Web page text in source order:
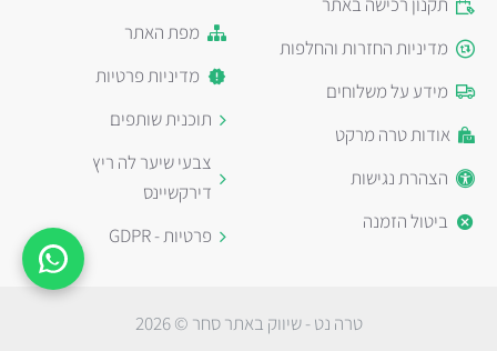
מדיניות החזרות והחלפות
מידע על משלוחים
אודות טרה מרקט
הצהרת נגישות
ביטול הזמנה
מפת האתר
מדיניות פרטיות
תוכנית שותפים
צבעי שיער לה ריץ
דירקשיינס
פרטיות - GDPR
טרה נט - שיווק באתר סחר © 2026